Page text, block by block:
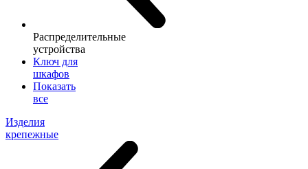
Распределительные
устройства
Ключ для
шкафов
Показать
все
Изделия
крепежные